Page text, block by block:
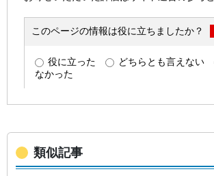
類似記事